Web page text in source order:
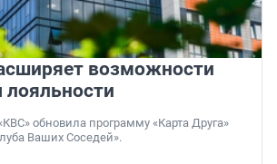
возможности
обновила программу «Карта Друга»
Ваших Соседей».